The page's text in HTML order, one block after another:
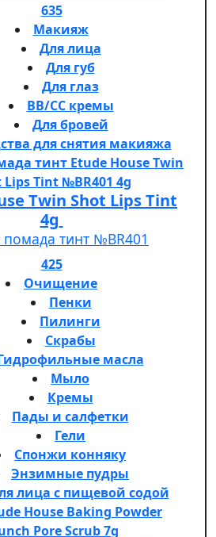
635
Макияж
Для лица
Для губ
Для глаз
BB/CC кремы
Для бровей
для снятия макияжа
Twin Shot Lips Tint
4g
помада тинт №BR401
425
Очищение
Пенки
Пилинги
Скрабы
масла
Мыло
Кремы
Пады и салфетки
Гели
Спонжи конняку
Энзимные пудры